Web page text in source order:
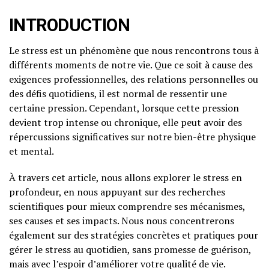
INTRODUCTION
Le stress est un phénomène que nous rencontrons tous à
différents moments de notre vie. Que ce soit à cause des
exigences professionnelles, des relations personnelles ou
des défis quotidiens, il est normal de ressentir une
certaine pression. Cependant, lorsque cette pression
devient trop intense ou chronique, elle peut avoir des
répercussions significatives sur notre bien-être physique
et mental.
À travers cet article, nous allons explorer le stress en
profondeur, en nous appuyant sur des recherches
scientifiques pour mieux comprendre ses mécanismes,
ses causes et ses impacts. Nous nous concentrerons
également sur des stratégies concrètes et pratiques pour
gérer le stress au quotidien, sans promesse de guérison,
mais avec l’espoir d’améliorer votre qualité de vie.